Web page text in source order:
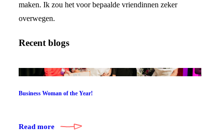
maken. Ik zou het voor bepaalde vriendinnen zeker
overwegen.
Recent blogs
Business Woman of the Year!
Read more